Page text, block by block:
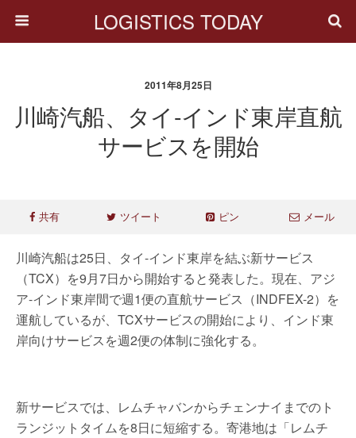
LOGISTICS TODAY
2011年8月25日
川崎汽船、タイ-インド東岸直航
サービスを開始
共有 ツイート ピン メール
川崎汽船は25日、タイ-インド東岸を結ぶ新サービス
（TCX）を9月7日から開始すると発表した。現在、アジ
ア-インド東岸間で週1便の直航サービス（INDFEX-2）を
運航しているが、TCXサービスの開始により、インド東
岸向けサービスを週2便の体制に強化する。
新サービスでは、レムチャバンからチェンナイまでのト
ランジットタイムを8日に短縮する。寄港地は「レムチ